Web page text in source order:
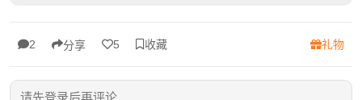
2 分享 5 收藏 礼物